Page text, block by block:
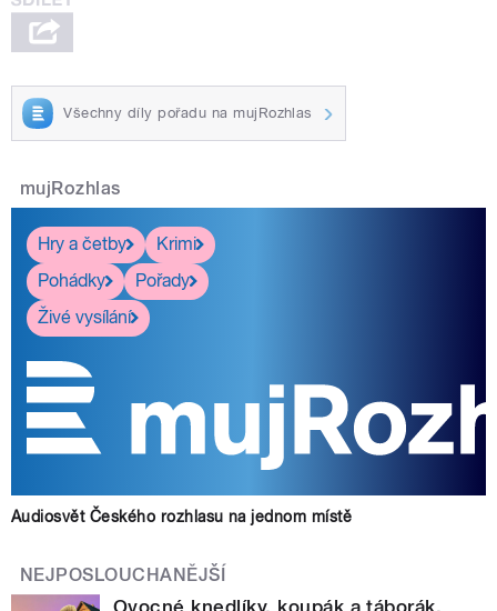
Všechny díly pořadu na mujRozhlas
mujRozhlas
Hry a četby
Krimi
Pohádky
Pořady
Živé vysílání
Audiosvět Českého rozhlasu na jednom místě
NEJPOSLOUCHANĚJŠÍ
Ovocné knedlíky, koupák a táborák.